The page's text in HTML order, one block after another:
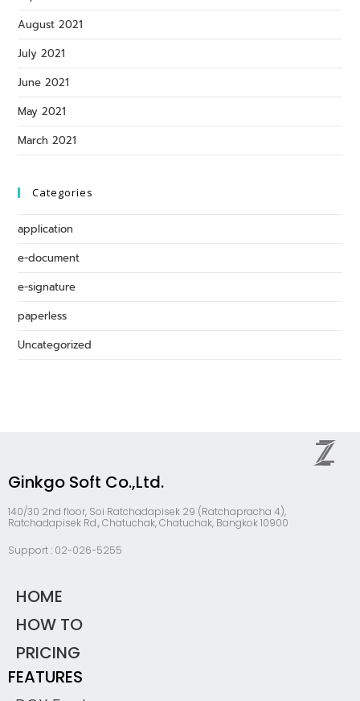
August 2021
July 2021
June 2021
May 2021
March 2021
Categories
application
e-document
e-signature
paperless
Uncategorized
Ginkgo Soft Co.,Ltd.
140/30 2nd floor, Soi Ratchadapisek 29 (Ratchapracha 4),
Ratchadapisek Rd., Chatuchak, Chatuchak, Bangkok 10900
Support : 02-026-5255
HOME
HOW TO
PRICING
FEATURES